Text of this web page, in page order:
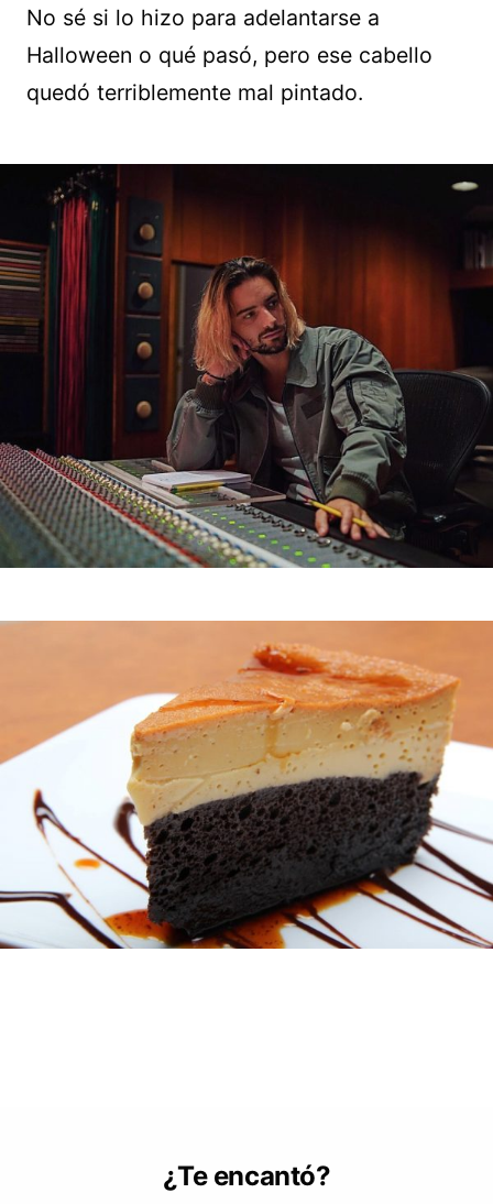
No sé si lo hizo para adelantarse a
Halloween o qué pasó, pero ese cabello
quedó terriblemente mal pintado.
¿Te encantó?